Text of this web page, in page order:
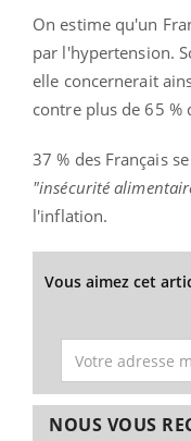
On estime qu'un
par l'hypertension.
elle concernerait
contre plus de 65 %
37 % des Français
"insécurité
l'inflation.
Vous aimez cet
NOUS VOUS